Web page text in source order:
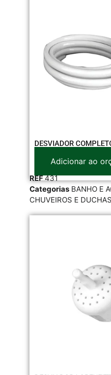
DESVIADOR
Adicionar ao
REF431
Categorias BANHO E
CHUVEIROS E DUCHAS